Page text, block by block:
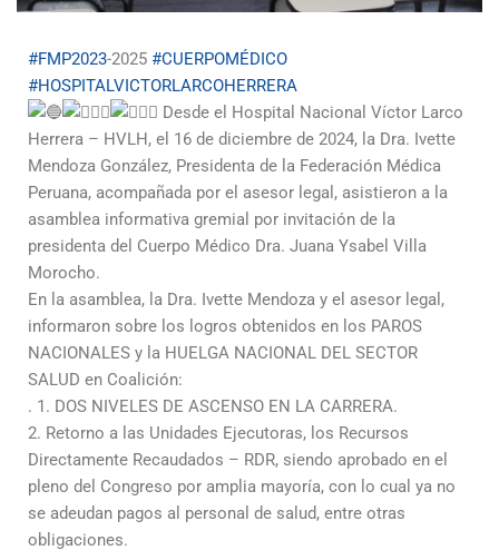
#FMP2023-2025 #CUERPOMÉDICO
#HOSPITALVICTORLARCOHERRERA
Desde el Hospital Nacional Víctor Larco
Herrera – HVLH, el 16 de diciembre de 2024, la Dra. Ivette
Mendoza González, Presidenta de la Federación Médica
Peruana, acompañada por el asesor legal, asistieron a la
asamblea informativa gremial por invitación de la
presidenta del Cuerpo Médico Dra. Juana Ysabel Villa
Morocho.
En la asamblea, la Dra. Ivette Mendoza y el asesor legal,
informaron sobre los logros obtenidos en los PAROS
NACIONALES y la HUELGA NACIONAL DEL SECTOR
SALUD en Coalición:
. 1. DOS NIVELES DE ASCENSO EN LA CARRERA.
2. Retorno a las Unidades Ejecutoras, los Recursos
Directamente Recaudados – RDR, siendo aprobado en el
pleno del Congreso por amplia mayoría, con lo cual ya no
se adeudan pagos al personal de salud, entre otras
obligaciones.